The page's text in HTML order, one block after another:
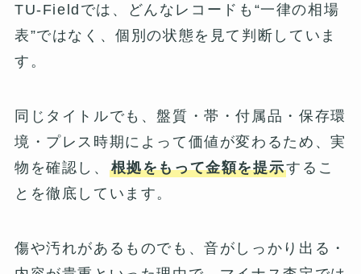
TU-Fieldでは、どんなレコードも“一律の相場
表”ではなく、個別の状態を見て判断していま
す。
同じタイトルでも、盤質・帯・付属品・保存環
境・プレス時期によって価値が変わるため、実
物を確認し、 根拠をもって金額を提示するこ
とを徹底しています。
傷や汚れがあるものでも、音がしっかり出る・